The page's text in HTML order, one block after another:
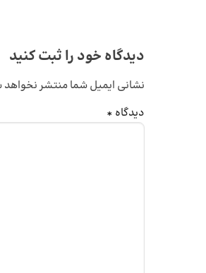
دیدگاه خود را ثبت کنید
نشانی ایمیل شما منتشر
دیدگاه *